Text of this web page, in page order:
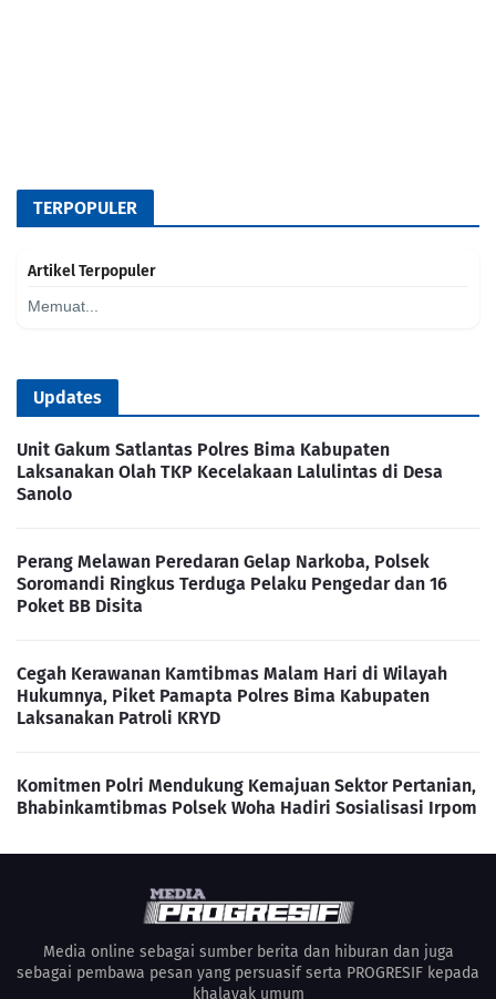
TERPOPULER
Artikel Terpopuler
Memuat...
Updates
Unit Gakum Satlantas Polres Bima Kabupaten
Laksanakan Olah TKP Kecelakaan Lalulintas di Desa
Sanolo
Perang Melawan Peredaran Gelap Narkoba, Polsek
Soromandi Ringkus Terduga Pelaku Pengedar dan 16
Poket BB Disita
Cegah Kerawanan Kamtibmas Malam Hari di Wilayah
Hukumnya, Piket Pamapta Polres Bima Kabupaten
Laksanakan Patroli KRYD
Komitmen Polri Mendukung Kemajuan Sektor Pertanian,
Bhabinkamtibmas Polsek Woha Hadiri Sosialisasi Irpom
Media online sebagai sumber berita dan hiburan dan juga
sebagai pembawa pesan yang persuasif serta PROGRESIF kepada
khalayak umum